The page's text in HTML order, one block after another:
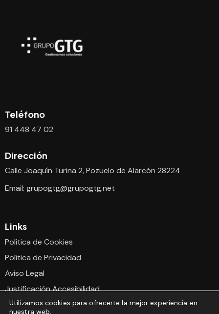
Teléfono
91 448 47 02
Dirección
Calle Joaquín Turina 2, Pozuelo de Alarcón 28224
Email: grupogtg@grupogtg.net
Links
Política de Cookies
Política de Privacidad
Aviso Legal
Justificación Accesibilidad
Declaración Accesibilidad
Utilizamos cookies para ofrecerte la mejor experiencia en
nuestra web.